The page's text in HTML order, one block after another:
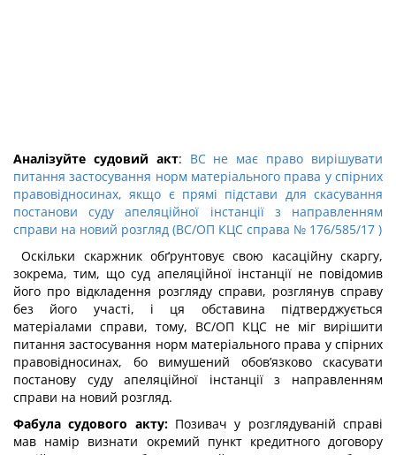
Аналізуйте судовий акт: ВС не має право вирішувати
питання застосування норм матеріального права у спірних
правовідносинах, якщо є прямі підстави для скасування
постанови суду апеляційної інстанції з направленням
справи на новий розгляд (ВС/ОП КЦС справа № 176/585/17 )
Оскільки скаржник обґрунтовує свою касаційну скаргу,
зокрема, тим, що суд апеляційної інстанції не повідомив
його про відкладення розгляду справи, розглянув справу
без його участі, і ця обставина підтверджується
матеріалами справи, тому, ВС/ОП КЦС не міг вирішити
питання застосування норм матеріального права у спірних
правовідносинах, бо вимушений обов’язково скасувати
постанову суду апеляційної інстанції з направленням
справи на новий розгляд.
Фабула судового акту: Позивач у розглядуваній справі
мав намір визнати окремий пункт кредитного договору